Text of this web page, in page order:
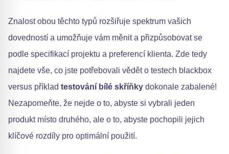
Znalost obou těchto typů rozšiřuje spektrum vašich
dovedností a umožňuje vám měnit a přizpůsobovat se
podle specifikací projektu a preferencí klienta. Zde tedy
najdete vše, co jste potřebovali vědět o testech blackbox
versus příklad testování bílé skříňky dokonale zabalené!
Nezapomeňte, že nejde o to, abyste si vybrali jeden
produkt místo druhého, ale o to, abyste pochopili jejich
klíčové rozdíly pro optimální použití.